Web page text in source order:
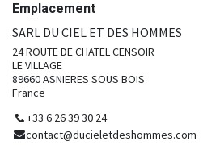
Emplacement
SARL DU CIEL ET DES HOMMES
24 ROUTE DE CHATEL CENSOIR
LE VILLAGE
89660 ASNIERES SOUS BOIS
France
+33 6 26 39 30 24
contact@ducieletdeshommes.com